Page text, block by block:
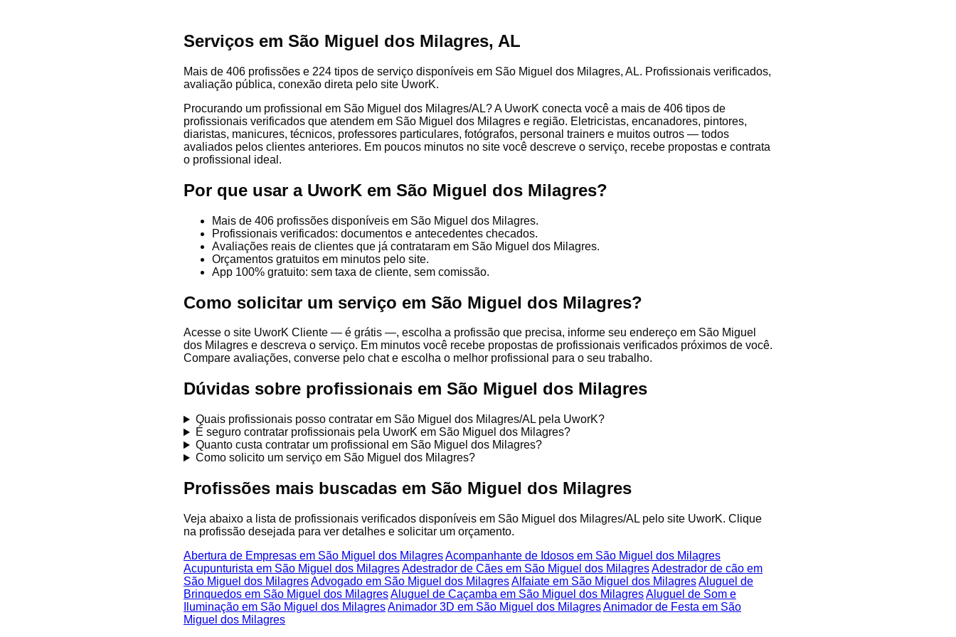
Serviços em São Miguel dos Milagres, AL
Mais de 406 profissões e 224 tipos de serviço disponíveis em São Miguel dos Milagres, AL. Profissionais verificados,
avaliação pública, conexão direta pelo site UworK.
Procurando um profissional em São Miguel dos Milagres/AL? A UworK conecta você a mais de 406 tipos de
profissionais verificados que atendem em São Miguel dos Milagres e região. Eletricistas, encanadores, pintores,
diaristas, manicures, técnicos, professores particulares, fotógrafos, personal trainers e muitos outros — todos
avaliados pelos clientes anteriores. Em poucos minutos no site você descreve o serviço, recebe propostas e contrata
o profissional ideal.
Por que usar a UworK em São Miguel dos Milagres?
Mais de 406 profissões disponíveis em São Miguel dos Milagres.
Profissionais verificados: documentos e antecedentes checados.
Avaliações reais de clientes que já contrataram em São Miguel dos Milagres.
Orçamentos gratuitos em minutos pelo site.
App 100% gratuito: sem taxa de cliente, sem comissão.
Como solicitar um serviço em São Miguel dos Milagres?
Acesse o site UworK Cliente — é grátis —, escolha a profissão que precisa, informe seu endereço em São Miguel
dos Milagres e descreva o serviço. Em minutos você recebe propostas de profissionais verificados próximos de você.
Compare avaliações, converse pelo chat e escolha o melhor profissional para o seu trabalho.
Dúvidas sobre profissionais em São Miguel dos Milagres
Quais profissionais posso contratar em São Miguel dos Milagres/AL pela UworK?
É seguro contratar profissionais pela UworK em São Miguel dos Milagres?
Quanto custa contratar um profissional em São Miguel dos Milagres?
Como solicito um serviço em São Miguel dos Milagres?
Profissões mais buscadas em São Miguel dos Milagres
Veja abaixo a lista de profissionais verificados disponíveis em São Miguel dos Milagres/AL pelo site UworK. Clique
na profissão desejada para ver detalhes e solicitar um orçamento.
Abertura de Empresas em São Miguel dos MilagresAcompanhante de Idosos em São Miguel dos Milagres
Acupunturista em São Miguel dos MilagresAdestrador de Cães em São Miguel dos MilagresAdestrador de cão em
São Miguel dos MilagresAdvogado em São Miguel dos MilagresAlfaiate em São Miguel dos MilagresAluguel de
Brinquedos em São Miguel dos MilagresAluguel de Caçamba em São Miguel dos MilagresAluguel de Som e
Iluminação em São Miguel dos MilagresAnimador 3D em São Miguel dos MilagresAnimador de Festa em São
Miguel dos Milagres